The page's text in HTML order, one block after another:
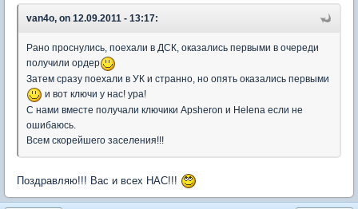
van4o, on 12.09.2011 - 13:17:
Рано проснулись, поехали в ДСК, оказались первыми в очереди
получили ордер
Затем сразу поехали в УК и странно, но опять оказались первыми
и вот ключи у нас! ура!
С нами вместе получали ключики Apsheron и Helena если не
ошибаюсь.
Всем скорейшего заселения!!!
Поздравляю!!! Вас и всех НАС!!!